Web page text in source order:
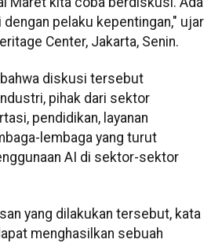
pelaku kepentingan," ujar
Center, Jakarta, Senin.
diskusi tersebut
pihak dari sektor
pendidikan, layanan
lembaga yang turut
AI di sektor-sektor
yang dilakukan tersebut, kata
menghasilkan sebuah